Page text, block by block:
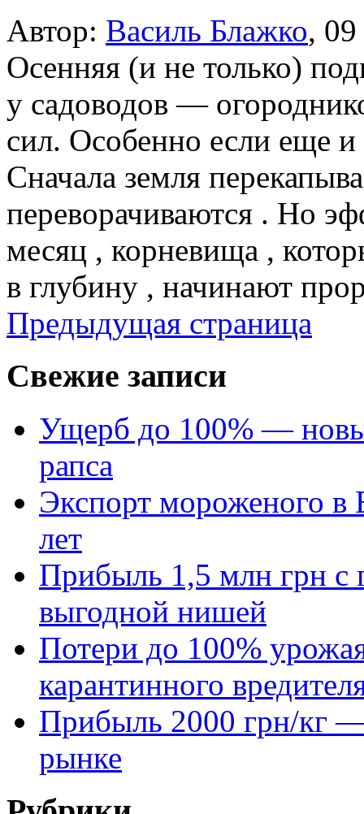
Автор: Василь Блажко,
Осенняя (и не только)
у садоводов —
сил. Особенно если еще и
Сначала земля
переворачиваются . Но
месяц , корневища ,
в глубину , начинают
Предыдущая страница
Свежие записи
Ущерб до 100% —
рапса
Экспорт мороженого в
лет
Прибыль 1,5 млн грн с
выгодной нишей
Потери до 100%
карантинного
Прибыль 2000 грн/кг —
рынке